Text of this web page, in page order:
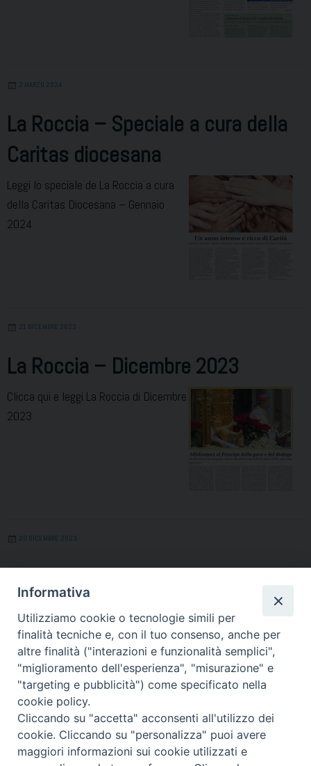
2 MARZO 2024
La Roccia – Speciale a cura della
Caritas diocesana
Leggi lo speciale de La Roccia a cura
della Caritas Diocesana – Gennaio
2024
21 DICEMBRE 2023
La Roccia – Dicembre 2023
Clicca qui e leggi La Roccia di Dicembre
2023
20 DICEMBRE 2023
Novembre 2023
1 Pagina successiva »
Informativa
Utilizziamo cookie o tecnologie simili per
finalità tecniche e, con il tuo consenso, anche per
altre finalità ("interazioni e funzionalità semplici",
"miglioramento dell'esperienza", "misurazione" e
"targeting e pubblicità") come specificato nella
cookie policy.
Cliccando su "accetta" acconsenti all'utilizzo dei
cookie. Cliccando su "personalizza" puoi avere
maggiori informazioni sui cookie utilizzati e